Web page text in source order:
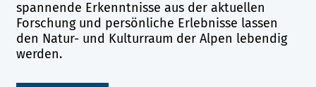
spannende Erkenntnisse aus der aktuellen
Forschung und persönliche Erlebnisse lassen
den Natur- und Kulturraum der Alpen lebendig
werden.